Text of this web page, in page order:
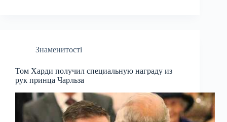
Знаменитості
Том Харди получил специальную награду из
рук принца Чарльза